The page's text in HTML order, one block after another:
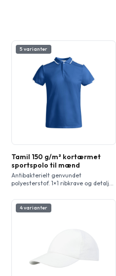
5 varianter
Tamil 150 g/m² kortærmet
sportspolo til mænd
Antibakterielt genvundet
polyesterstof. 1×1 ribkrave og detalje i
syninger i kraven. Stolpelukning med
to skjulte trykknapper.
Kontrasterende detaljer og skuldre.
4 varianter